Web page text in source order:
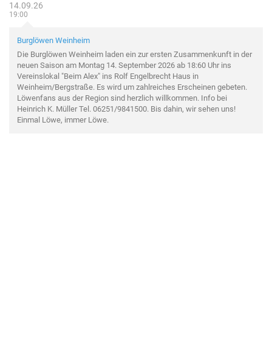
14.09.26
19:00
Burglöwen Weinheim
Die Burglöwen Weinheim laden ein zur ersten Zusammenkunft in der
neuen Saison am Montag 14. September 2026 ab 18:60 Uhr ins
Vereinslokal "Beim Alex" ins Rolf Engelbrecht Haus in
Weinheim/Bergstraße. Es wird um zahlreiches Erscheinen gebeten.
Löwenfans aus der Region sind herzlich willkommen. Info bei
Heinrich K. Müller Tel. 06251/9841500. Bis dahin, wir sehen uns!
Einmal Löwe, immer Löwe.